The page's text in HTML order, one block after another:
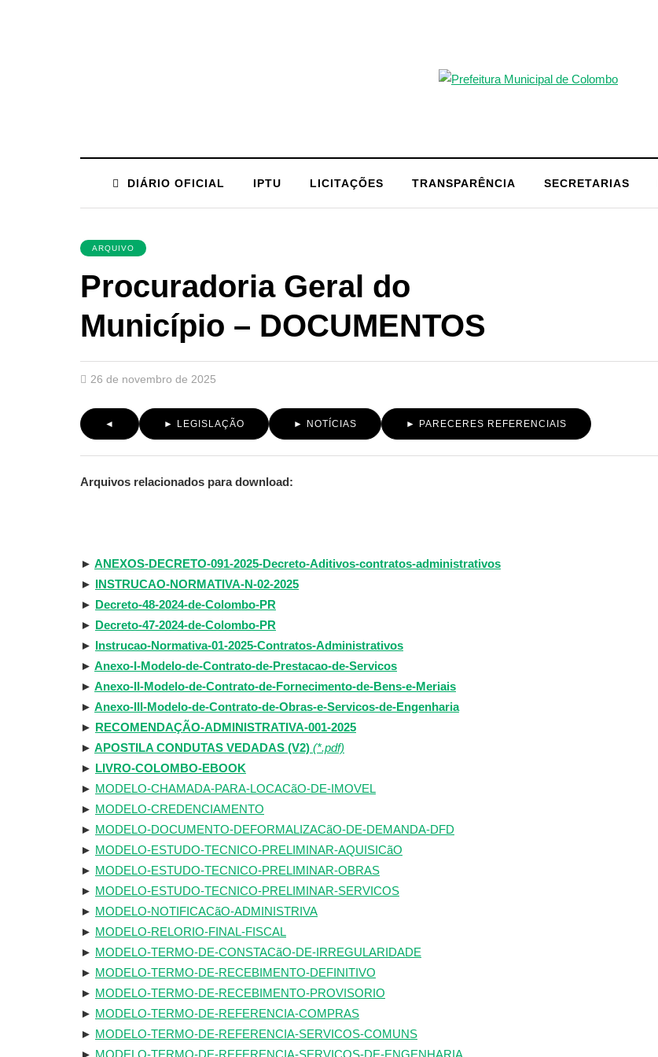
DIÁRIO OFICIAL IPTU LICITAÇÕES TRANSPARÊNCIA SECRETARIAS
ARQUIVO
Procuradoria Geral do
Município – DOCUMENTOS
26 de novembro de 2025
◄ ► LEGISLAÇÃO ► NOTÍCIAS ► PARECERES REFERENCIAIS
Arquivos relacionados para download:
► ANEXOS-DECRETO-091-2025-Decreto-Aditivos-contratos-administrativos
► INSTRUCAO-NORMATIVA-N-02-2025
► Decreto-48-2024-de-Colombo-PR
► Decreto-47-2024-de-Colombo-PR
► Instrucao-Normativa-01-2025-Contratos-Administrativos
► Anexo-I-Modelo-de-Contrato-de-Prestacao-de-Servicos
► Anexo-II-Modelo-de-Contrato-de-Fornecimento-de-Bens-e-Meriais
► Anexo-III-Modelo-de-Contrato-de-Obras-e-Servicos-de-Engenharia
► RECOMENDAÇÃO-ADMINISTRATIVA-001-2025
► APOSTILA CONDUTAS VEDADAS (V2) (*.pdf)
► LIVRO-COLOMBO-EBOOK
► MODELO-CHAMADA-PARA-LOCACãO-DE-IMOVEL
► MODELO-CREDENCIAMENTO
► MODELO-DOCUMENTO-DEFORMALIZACãO-DE-DEMANDA-DFD
► MODELO-ESTUDO-TECNICO-PRELIMINAR-AQUISICãO
► MODELO-ESTUDO-TECNICO-PRELIMINAR-OBRAS
► MODELO-ESTUDO-TECNICO-PRELIMINAR-SERVICOS
► MODELO-NOTIFICACãO-ADMINISTRIVA
► MODELO-RELORIO-FINAL-FISCAL
► MODELO-TERMO-DE-CONSTACãO-DE-IRREGULARIDADE
► MODELO-TERMO-DE-RECEBIMENTO-DEFINITIVO
► MODELO-TERMO-DE-RECEBIMENTO-PROVISORIO
► MODELO-TERMO-DE-REFERENCIA-COMPRAS
► MODELO-TERMO-DE-REFERENCIA-SERVICOS-COMUNS
► MODELO-TERMO-DE-REFERENCIA-SERVICOS-DE-ENGENHARIA